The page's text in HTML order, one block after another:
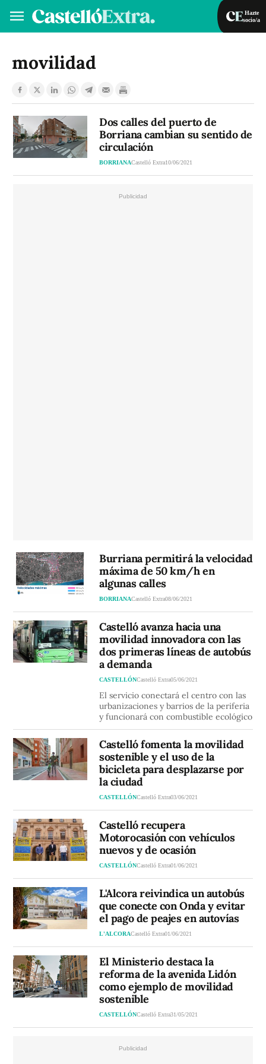
Hazte
socio/a
VA
movilidad
Dos calles del puerto de
Borriana cambian su sentido de
circulación
BORRIANACastelló Extra10/06/2021
Burriana permitirá la velocidad
máxima de 50 km/h en
algunas calles
BORRIANACastelló Extra08/06/2021
Castelló avanza hacia una
movilidad innovadora con las
dos primeras líneas de autobús
a demanda
CASTELLÓNCastelló Extra05/06/2021
El servicio conectará el centro con las
urbanizaciones y barrios de la periferia
y funcionará con combustible ecológico
Castelló fomenta la movilidad
sostenible y el uso de la
bicicleta para desplazarse por
la ciudad
CASTELLÓNCastelló Extra03/06/2021
Castelló recupera
Motorocasión con vehículos
nuevos y de ocasión
CASTELLÓNCastelló Extra01/06/2021
L'Alcora reivindica un autobús
que conecte con Onda y evitar
el pago de peajes en autovías
L'ALCORACastelló Extra01/06/2021
El Ministerio destaca la
reforma de la avenida Lidón
como ejemplo de movilidad
sostenible
CASTELLÓNCastelló Extra31/05/2021